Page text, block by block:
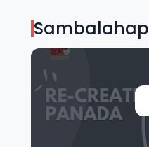
Sambalahap